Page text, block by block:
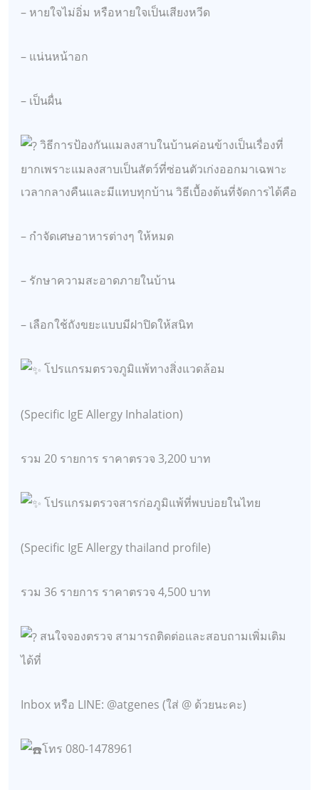
– หายใจไม่อิ่ม หรือหายใจเป็นเสียงหวีด
– แน่นหน้าอก
– เป็นผื่น
วิธีการป้องกันแมลงสาบในบ้านค่อนข้างเป็นเรื่องที่
ยากเพราะแมลงสาบเป็นสัตว์ที่ซ่อนตัวเก่งออกมาเฉพาะ
เวลากลางคืนและมีแทบทุกบ้าน วิธีเบื้องต้นที่จัดการได้คือ
– กำจัดเศษอาหารต่างๆ ให้หมด
– รักษาความสะอาดภายในบ้าน
– เลือกใช้ถังขยะแบบมีฝาปิดให้สนิท
โปรแกรมตรวจภูมิแพ้ทางสิ่งแวดล้อม
(Specific IgE Allergy Inhalation)
รวม 20 รายการ ราคาตรวจ 3,200 บาท
โปรแกรมตรวจสารก่อภูมิแพ้ที่พบบ่อยในไทย
(Specific IgE Allergy thailand profile)
รวม 36 รายการ ราคาตรวจ 4,500 บาท
สนใจจองตรวจ สามารถติดต่อและสอบถามเพิ่มเติม
ได้ที่
Inbox หรือ LINE: @atgenes (ใส่ @ ด้วยนะคะ)
โทร 080-1478961